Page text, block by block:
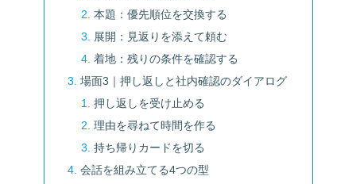
本題：優先順位を交換する
展開：見返りを添えて頼む
着地：残りの条件を確認する
場面3｜押し返しと社内確認のダイアログ
押し返しを受け止める
理由を尋ねて時間を作る
持ち帰りカードを切る
会話を組み立てる4つの型